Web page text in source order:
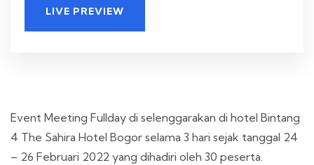
LIVE PREVIEW
Event Meeting Fullday di selenggarakan di hotel Bintang
4 The Sahira Hotel Bogor selama 3 hari sejak tanggal 24
– 26 Februari 2022 yang dihadiri oleh 30 peserta.